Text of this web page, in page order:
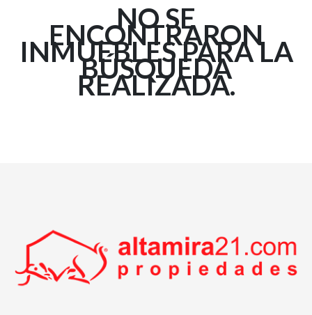
NO SE
ENCONTRARON
INMUEBLES PARA LA
BÚSQUEDA
REALIZADA.